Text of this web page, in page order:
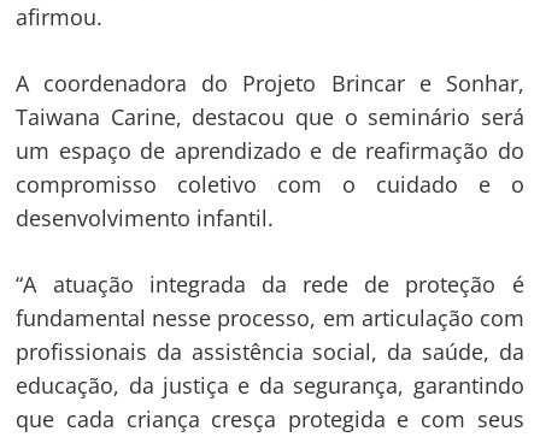
afirmou.
A coordenadora do Projeto Brincar e Sonhar,
Taiwana Carine, destacou que o seminário será
um espaço de aprendizado e de reafirmação do
compromisso coletivo com o cuidado e o
desenvolvimento infantil.
“A atuação integrada da rede de proteção é
fundamental nesse processo, em articulação com
profissionais da assistência social, da saúde, da
educação, da justiça e da segurança, garantindo
que cada criança cresça protegida e com seus